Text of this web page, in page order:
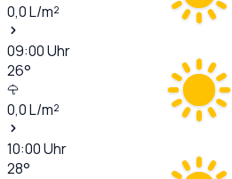
0,0L/m²
09:00Uhr
26°
0,0L/m²
10:00Uhr
28°